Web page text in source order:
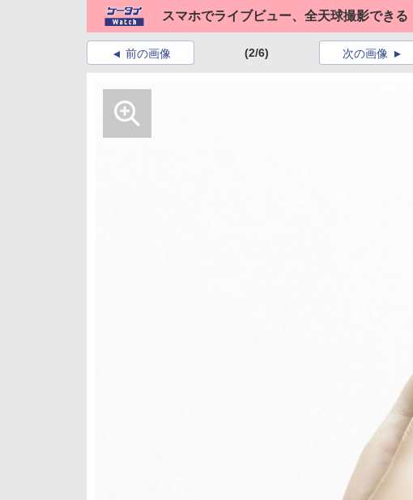
スマホでライブビュー、全天球撮影できる
前の画像 (2/6) 次の画像